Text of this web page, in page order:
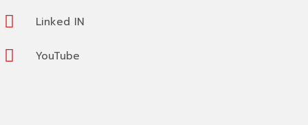
Linked IN
YouTube